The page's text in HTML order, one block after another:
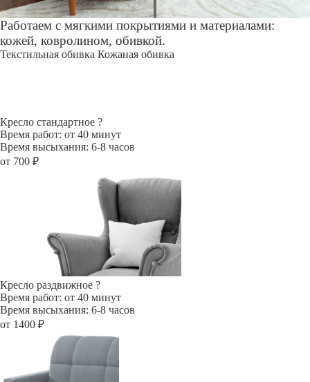
Работаем с мягкими покрытиями и материалами:
кожей, ковролином, обивкой.
Текстильная обивка Кожаная обивка
Кресло стандартное ?
Время работ: от 40 минут
Время высыхания: 6-8 часов
от 700 ₽
Кресло раздвижное ?
Время работ: от 40 минут
Время высыхания: 6-8 часов
от 1400 ₽